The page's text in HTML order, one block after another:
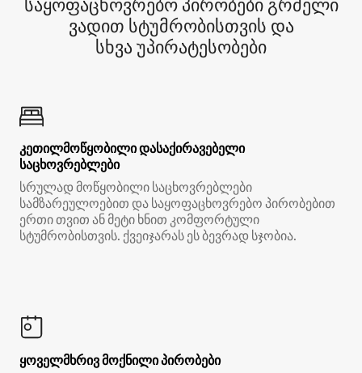
საყოფაცხოვრებო პირობები გრძელი
ვადით სტუმრობისთვის და
სხვა უპირატესობები
კეთილმოწყობილი დასაქირავებელი
საცხოვრებლები
სრულად მოწყობილი საცხოვრებლები
სამზარეულოებით და საყოფაცხოვრებო პირობებით
ერთი თვით ან მეტი ხნით კომფორტული
სტუმრობისთვის. ქვეიჯარას ეს ბევრად სჯობია.
ყოველმხრივ მოქნილი პირობები